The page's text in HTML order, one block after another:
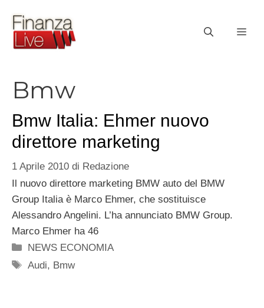
contenuto
Bmw
Bmw Italia: Ehmer nuovo
direttore marketing
1 Aprile 2010 di Redazione
Il nuovo direttore marketing BMW auto del BMW
Group Italia è Marco Ehmer, che sostituisce
Alessandro Angelini. L’ha annunciato BMW Group.
Marco Ehmer ha 46
Categorie
NEWS ECONOMIA
Tag
Audi, Bmw